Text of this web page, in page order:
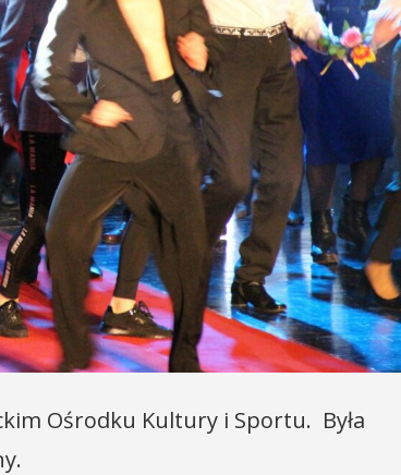
Ośrodku Kultury i Sportu. Była